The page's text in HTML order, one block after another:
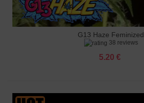
G13 Haze Feminized
38 reviews
5.20 €